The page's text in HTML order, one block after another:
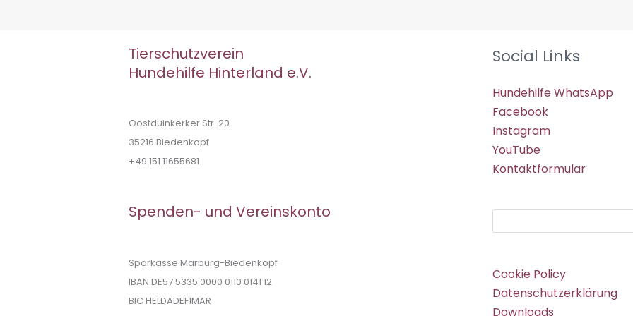
Tierschutzverein
Hundehilfe Hinterland e.V.
Oostduinkerker Str. 20
35216 Biedenkopf
+49 151 11655681
Spenden- und Vereinskonto
Sparkasse Marburg-Biedenkopf
IBAN DE57 5335 0000 0110 0141 12
BIC HELDADEF1MAR
Social Links
Hundehilfe WhatsApp
Facebook
Instagram
YouTube
Kontaktformular
Cookie Policy
Datenschutzerklärung
Downloads